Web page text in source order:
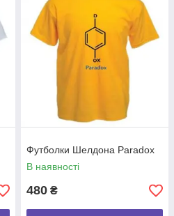
Футболки Шелдона Paradox
В наявності
480 ₴